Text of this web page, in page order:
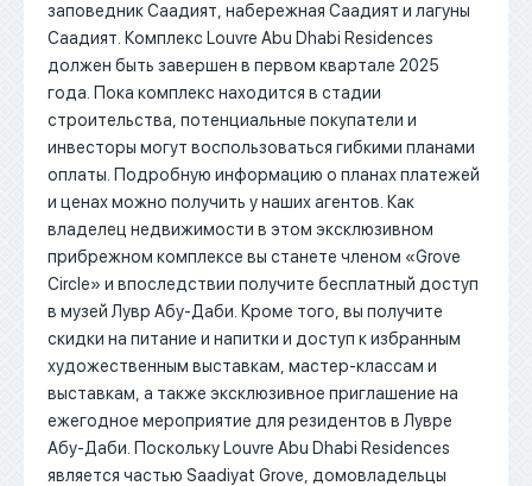
заповедник Саадият, набережная Саадият и лагуны
Саадият. Комплекс Louvre Abu Dhabi Residences
должен быть завершен в первом квартале 2025
года. Пока комплекс находится в стадии
строительства, потенциальные покупатели и
инвесторы могут воспользоваться гибкими планами
оплаты. Подробную информацию о планах платежей
и ценах можно получить у наших агентов. Как
владелец недвижимости в этом эксклюзивном
прибрежном комплексе вы станете членом «Grove
Circle» и впоследствии получите бесплатный доступ
в музей Лувр Абу-Даби. Кроме того, вы получите
скидки на питание и напитки и доступ к избранным
художественным выставкам, мастер-классам и
выставкам, а также эксклюзивное приглашение на
ежегодное мероприятие для резидентов в Лувре
Абу-Даби. Поскольку Louvre Abu Dhabi Residences
является частью Saadiyat Grove, домовладельцы